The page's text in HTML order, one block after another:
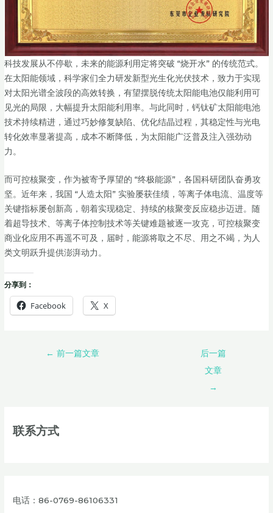
科技发展从不停歇，未来的能源利用定将突破 “烧开水” 的传统范式。
在太阳能领域，科学家们全力研发新型光生化光伏技术，致力于实现
对太阳光谱全波段的高效转换，有望摆脱传统太阳能电池仅能利用可
见光的局限，大幅提升太阳能利用率。与此同时，钙钛矿太阳能电池
技术持续精进，通过巧妙修复缺陷、优化结晶过程，其稳定性与光电
转化效率显著提高，成本不断降低，为太阳能广泛普及注入强劲动
力。
而可控核聚变，作为被寄予厚望的 “终极能源”，各国科研团队奋勇攻
坚。近年来，我国 “人造太阳” 实验屡获佳绩，等离子体电流、温度等
关键指标屡创新高，朝着实现稳定、持续的核聚变反应稳步迈进。随
着超导技术、等离子体控制技术等关键难题被逐一攻克，可控核聚变
商业化应用不再遥不可及，届时，能源将取之不尽、用之不竭，为人
类文明跃升提供澎湃动力。
分享到：
Facebook X
← 前一篇文章
后一篇
文章
→
联系方式
电话：86-0769-86106331